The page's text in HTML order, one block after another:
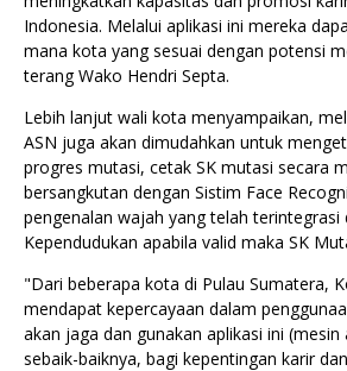
Indonesia. Melalui aplikasi ini mereka
mana kota yang sesuai dengan potensi
terang Wako Hendri Septa.
Lebih lanjut wali kota menyampaikan,
ASN juga akan dimudahkan untuk
progres mutasi, cetak SK mutasi secara
bersangkutan dengan Sistim Face
pengenalan wajah yang telah terintegrasi
Kependudukan apabila valid maka SK
"Dari beberapa kota di Pulau Sumatera,
mendapat kepercayaan dalam
akan jaga dan gunakan aplikasi ini
sebaik-baiknya, bagi kepentingan karir